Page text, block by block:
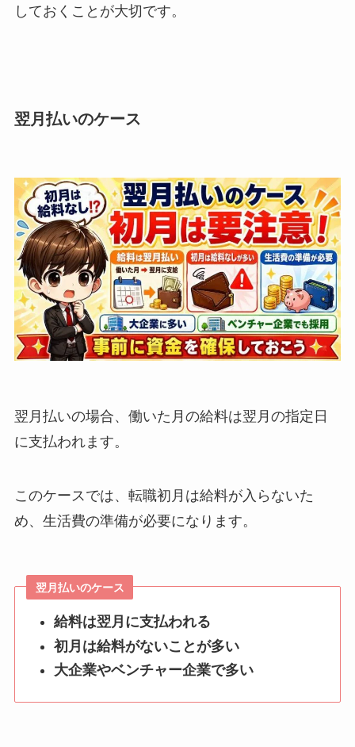
しておくことが大切です。
翌月払いのケース
翌月払いの場合、働いた月の給料は翌月の指定日
に支払われます。
このケースでは、転職初月は給料が入らないた
め、生活費の準備が必要になります。
翌月払いのケース
給料は翌月に支払われる
初月は給料がないことが多い
大企業やベンチャー企業で多い